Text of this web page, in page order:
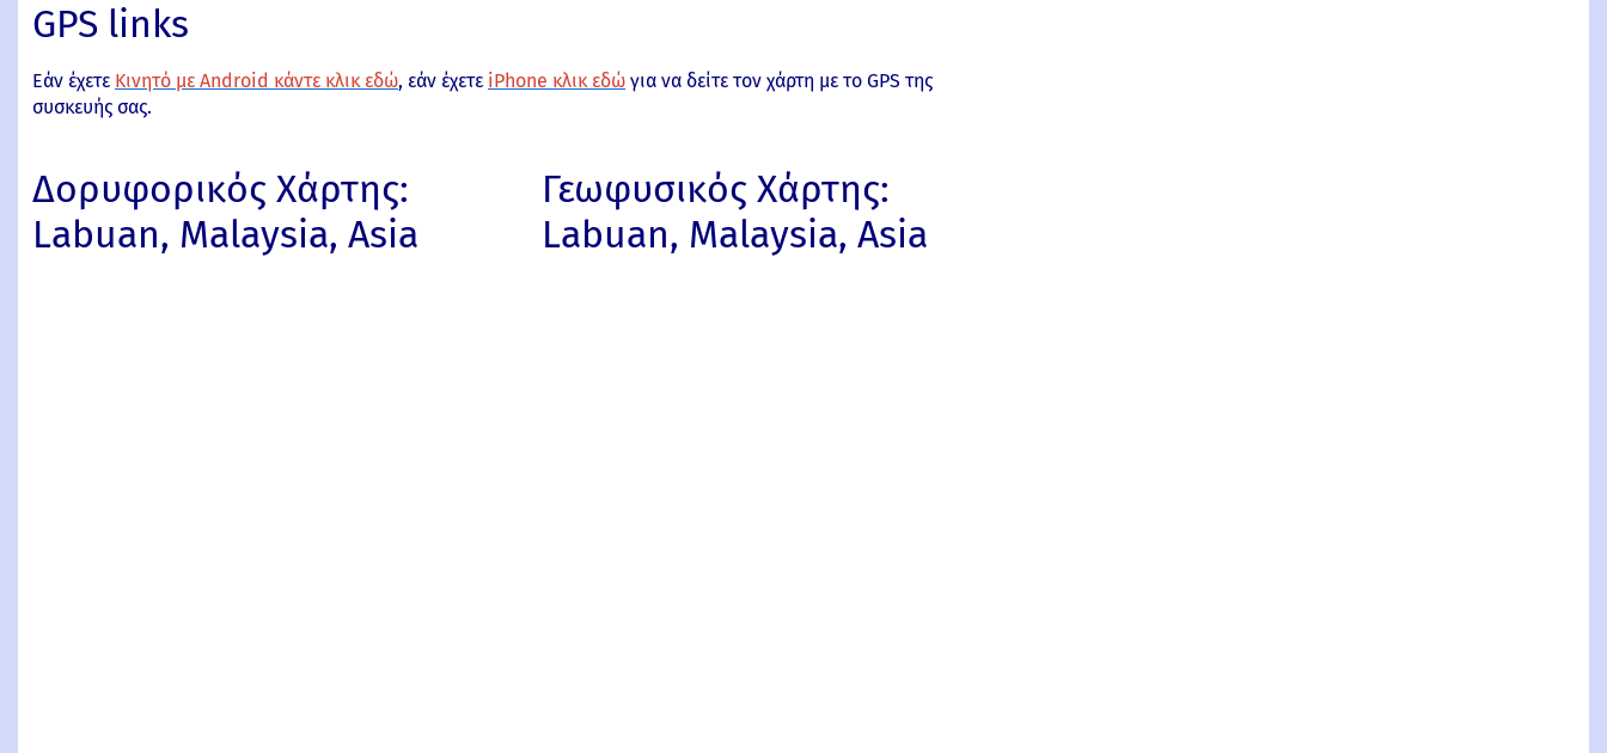
GPS links
Εάν έχετε Κινητό με Android κάντε κλικ εδώ, εάν έχετε iPhone κλικ εδώ για να δείτε τον χάρτη με το GPS της
συσκευής σας.
Δορυφορικός Χάρτης:
Labuan, Malaysia, Asia
Γεωφυσικός Χάρτης:
Labuan, Malaysia, Asia